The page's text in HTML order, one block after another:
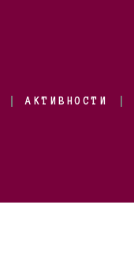
АКТИВНОСТИ